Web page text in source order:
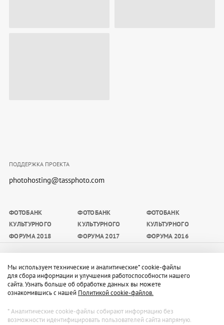
Мы используем технические и аналитические* cookie-файлы
для сбора информации и улучшения работоспособности нашего
сайта. Узнать больше об обработке данных вы можете
ознакомившись с нашей Политикой cookie-файлов.
* Аналитические cookie-файлы собирают информацию без
возможности идентифицировать пользователей сайта напрямую.
участникам мероприятия, а также средствам массовой
информации в целях освещения мероприятия
(редакционных целях) в период его проведения с
обязательным указанием имени автора и источника в
следующем порядке: Пресс-служба Санкт-
ПОДДЕРЖКА ПРОЕКТА
photohosting@tassphoto.com
ФОТОБАНК
КУЛЬТУРНОГО
ФОРУМА 2018
ФОТОБАНК
КУЛЬТУРНОГО
ФОРУМА 2017
ФОТОБАНК
КУЛЬТУРНОГО
ФОРУМА 2016